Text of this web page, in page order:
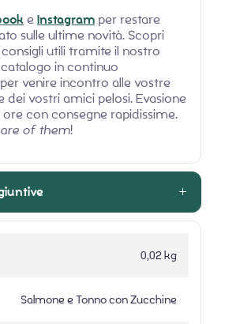
e Instagramper restare
sulle ultime novità. Scopri
utili tramite il nostro
catalogo in continuo
venire incontro alle vostre
dei vostri amici pelosi. Evasione
con consegne rapidissime.
of them!
0,02 kg
Salmone e Tonno con Zucchine